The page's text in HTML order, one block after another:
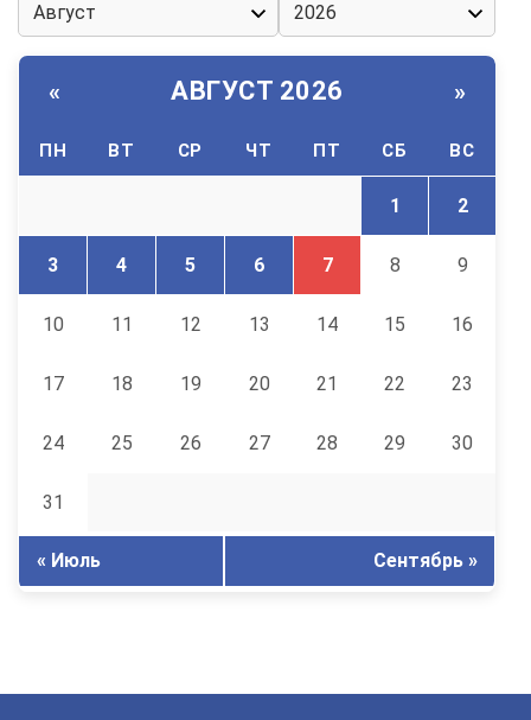
« АВГУСТ 2026 »
ПН ВТ СР ЧТ ПТ СБ ВС
1 2
3 4 5 6 7 8 9
10 11 12 13 14 15 16
17 18 19 20 21 22 23
24 25 26 27 28 29 30
31
« Июль Сентябрь »